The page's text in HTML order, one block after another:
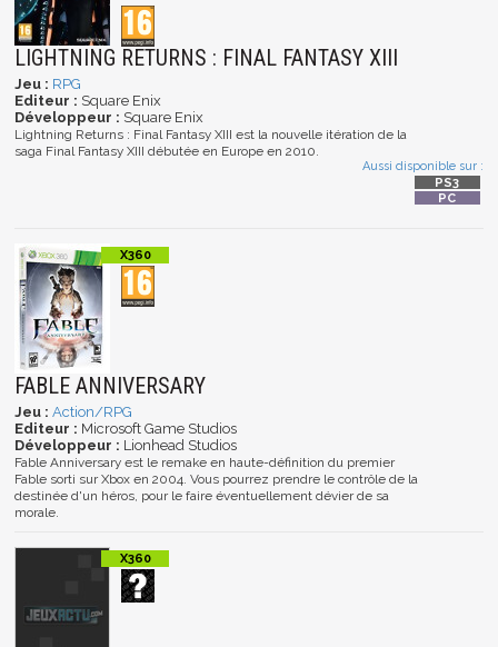
LIGHTNING RETURNS : FINAL FANTASY XIII
Jeu : RPG
Editeur : Square Enix
Développeur : Square Enix
Lightning Returns : Final Fantasy XIII est la nouvelle itération de la
saga Final Fantasy XIII débutée en Europe en 2010.
Aussi disponible sur :
FABLE ANNIVERSARY
Jeu : Action/RPG
Editeur : Microsoft Game Studios
Développeur : Lionhead Studios
Fable Anniversary est le remake en haute-définition du premier
Fable sorti sur Xbox en 2004. Vous pourrez prendre le contrôle de la
destinée d'un héros, pour le faire éventuellement dévier de sa
morale.